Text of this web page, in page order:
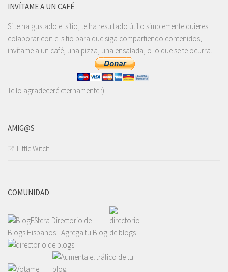
INVÍTAME A UN CAFÉ
Si te ha gustado el sitio, te ha resultado útil o simplemente quieres
colaborar con el sitio para que siga compartiendo contenidos,
invítame a un café, una pizza, una ensalada, o lo que se te ocurra.
Te lo agradeceré eternamente :)
AMIG@S
Little Witch
COMUNIDAD